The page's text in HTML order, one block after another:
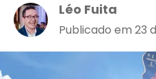
Léo Fuita
Publicado em 23